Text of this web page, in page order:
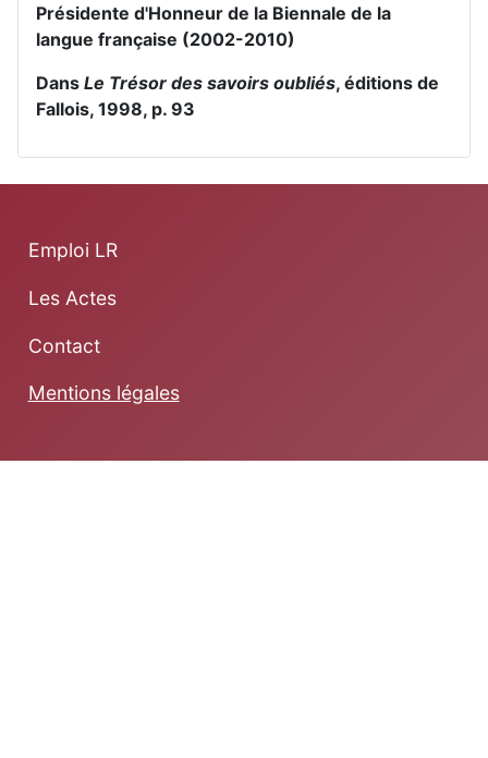
Présidente d'Honneur de la Biennale de la
langue française (2002-2010)
Dans Le Trésor des savoirs oubliés, éditions de
Fallois, 1998, p. 93
Emploi LR
Les Actes
Contact
Mentions légales